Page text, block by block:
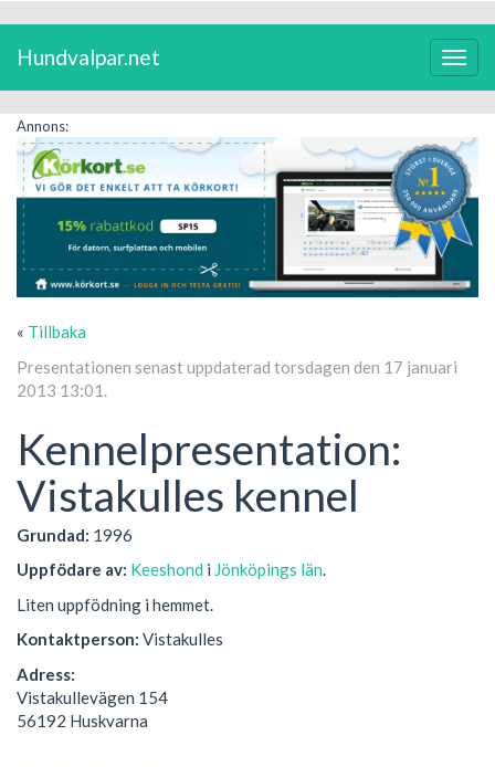
Växla
Hundvalpar.net
Annons:
« Tillbaka
Presentationen senast uppdaterad torsdagen den 17 januari
2013 13:01.
Kennelpresentation:
Vistakulles kennel
Grundad: 1996
Uppfödare av: Keeshond i Jönköpings län.
Liten uppfödning i hemmet.
Kontaktperson: Vistakulles
Adress:
Vistakullevägen 154
56192 Huskvarna